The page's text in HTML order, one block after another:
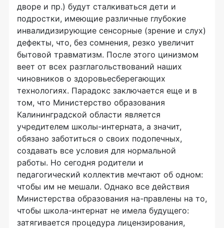
дворе и пр.) будут сталкиваться дети и
подростки, имеющие различные глубокие
инвалидизирующие сенсорные (зрение и слух)
дефекты, что, без сомнения, резко увеличит
бытовой травматизм. После этого цинизмом
веет от всех разглагольствований наших
чиновников о здоровьесберегающих
технологиях. Парадокс заключается еще и в
том, что Министерство образования
Калининградской области является
учредителем школы-интерната, а значит,
обязано заботиться о своих подопечных,
создавать все условия для нормальной
работы. Но сегодня родители и
педагогический коллектив мечтают об одном:
чтобы им не мешали. Однако все действия
Министерства образования на-правлены на то,
чтобы школа-интернат не имела будущего:
затягивается процедура лицензирования,